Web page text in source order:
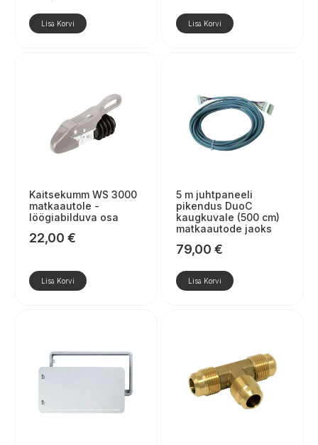
Lisa Korvi Lisa Korvi
Kaitsekumm WS 3000
matkaautole -
löögiabilduva osa
22,00 €
Lisa Korvi
5 m juhtpaneeli
pikendus DuoC
kaugkuvale (500 cm)
matkaautode jaoks
79,00 €
Lisa Korvi